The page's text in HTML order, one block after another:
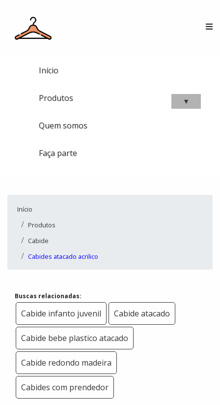
Início
Produtos ▾
Quem somos
Faça parte
Início
Produtos
Cabide
Cabides atacado acrilico
Buscas relacionadas:
Cabide infanto juvenil Cabide atacado
Cabide bebe plastico atacado
Cabide redondo madeira
Cabides com prendedor